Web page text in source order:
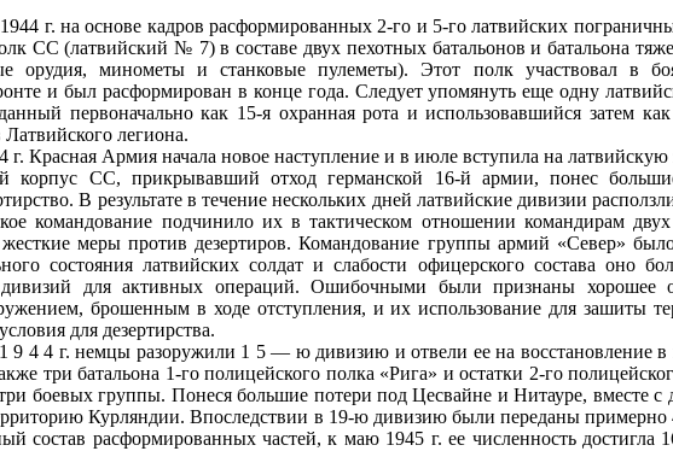
г. на основе кадров расформированных 2‑го и 5‑го латвийских
СС (латвийский № 7) в составе двух пехотных батальонов и батальона
орудия, минометы и станковые пулеметы). Этот полк участвовал в
и был расформирован в конце года. Следует упомянуть еще одну
первоначально как 15‑я охранная рота и использовавшийся затем
легиона.
г. Красная Армия начала новое наступление и в июле вступила на
корпус СС, прикрывавший отход германской 16‑й армии, понес
В результате в течение нескольких дней латвийские дивизии
командование подчинило их в тактическом отношении командирам
меры против дезертиров. Командование группы армий «Север»
состояния латвийских солдат и слабости офицерского состава оно
дивизий для активных операций. Ошибочными были признаны хорошее
брошенным в ходе отступления, и их использование для зашиты
для дезертирства.
9 4 4 г. немцы разоружили 1 5 — ю дивизию и отвели ее на восстановление
три батальона 1‑го полицейского полка «Рига» и остатки 2‑го
боевых группы. Понеся большие потери под Цесвайне и Нитауре, вместе
Курляндии. Впоследствии в 19‑ю дивизию были переданы примерно
состав расформированных частей, к маю 1945 г. ее численность достигла